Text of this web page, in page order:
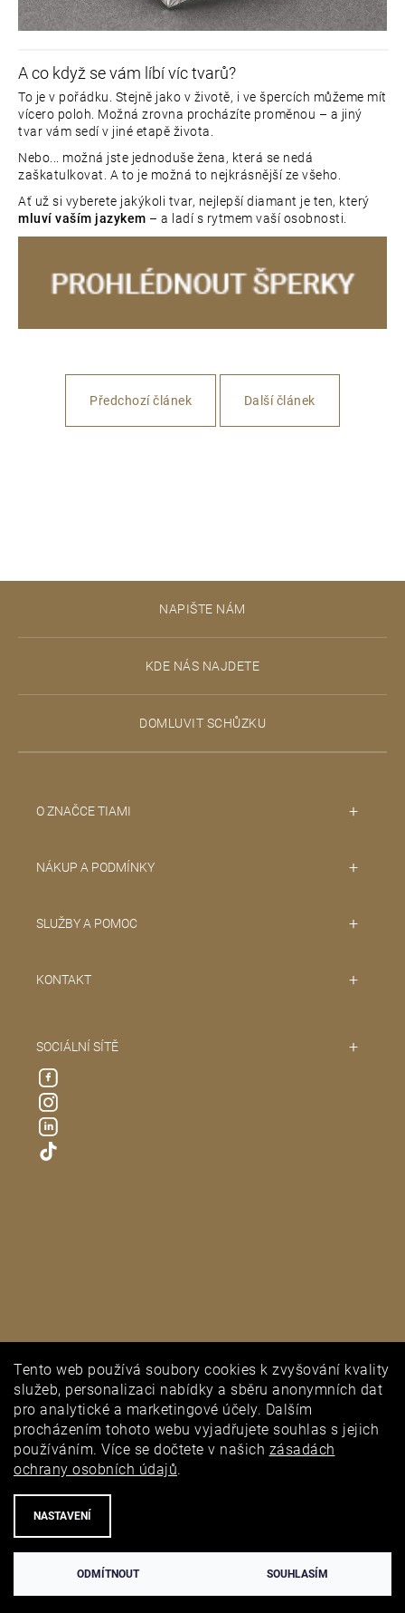
Tento web používá soubory cookies k zvyšování kvality
služeb, personalizaci nabídky a sběru anonymních dat
pro analytické a marketingové účely. Dalším
procházením tohoto webu vyjadřujete souhlas s jejich
používáním. Více se dočtete v našich zásadách
ochrany osobních údajů.
NASTAVENÍ
ODMÍTNOUT SOUHLASÍM
A co když se vám líbí víc tvarů?
To je v pořádku. Stejně jako v životě, i ve špercích můžeme mít
vícero poloh. Možná zrovna procházíte proměnou – a jiný
tvar vám sedí v jiné etapě života.
Nebo... možná jste jednoduše žena, která se nedá
zaškatulkovat. A to je možná to nejkrásnější ze všeho.
Ať už si vyberete jakýkoli tvar, nejlepší diamant je ten, který
mluví vaším jazykem – a ladí s rytmem vaší osobnosti.
Předchozí článek Další článek
NAPIŠTE NÁM
KDE NÁS NAJDETE
DOMLUVIT SCHŮZKU
O ZNAČCE TIAMI
NÁKUP A PODMÍNKY
SLUŽBY A POMOC
KONTAKT
SOCIÁLNÍ SÍTĚ
PUNCOVNÍ ÚŘAD